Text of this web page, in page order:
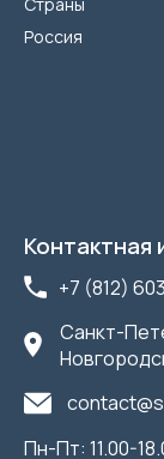
Россия
Контактная
+7 (812)
Санкт-
Пн-Пт: 11.00-